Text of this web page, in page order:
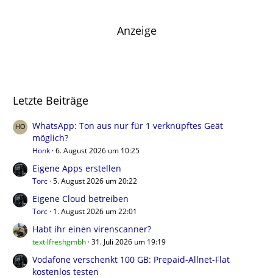
Anzeige
Letzte Beiträge
WhatsApp: Ton aus nur für 1 verknüpftes Geät
möglich?
Honk 6. August 2026 um 10:25
Eigene Apps erstellen
Torc 5. August 2026 um 20:22
Eigene Cloud betreiben
Torc 1. August 2026 um 22:01
Habt ihr einen virenscanner?
textilfreshgmbh 31. Juli 2026 um 19:19
Vodafone verschenkt 100 GB: Prepaid-Allnet-Flat
kostenlos testen